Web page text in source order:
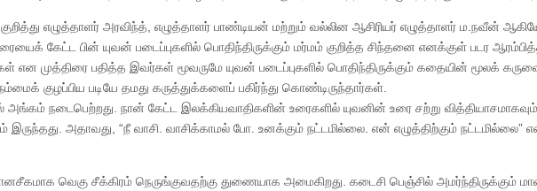
குறித்து எழுத்தாளர் அரவிந்த், எழுத்தாளர் பாண்டியன் மற்றும் வல்லின ஆசிரியர் எழுத்தாளர் ம.நவீன்
கேட்ட பின் யுவன் படைப்புகளில் பொதிந்திருக்கும் மர்மம் குறித்த சிந்தனை எனக்குள் படர
என முத்திரை பதித்த இவர்கள் மூவருமே யுவன் படைப்புகளில் பொதிந்திருக்கும் கதையின் மூலக்
குழப்பிய படியே தமது கருத்துக்களைப் பகிர்ந்து கொண்டிருந்தார்கள்.
அங்கம் நடைபெற்றது. நான் கேட்ட இலக்கியவாதிகளின் உரைகளில் யுவனின் உரை சற்று வித்தியாசமாகவும்
இருந்தது. அதாவது, “நீ வாசி. வாசிக்காமல் போ. உனக்கும் நட்டமில்லை. என் எழுத்திற்கும் நட்டமில்லை”
வெகு சீக்கிரம் நெருங்குவதற்கு துணையாக அமைகிறது. கடைசி பெஞ்சில் அமர்ந்திருக்கும்